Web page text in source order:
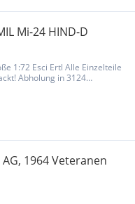
Mi-24 HIND-D
1:72 Esci Ertl Alle Einzelteile
Abholung in 3124
1964 Veteranen